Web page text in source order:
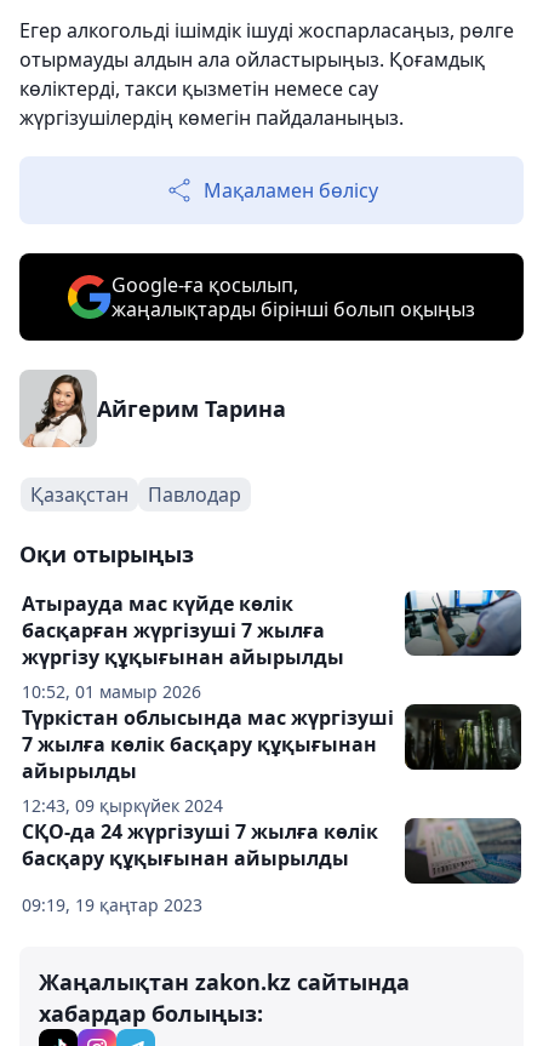
Егер алкогольді ішімдік ішуді жоспарласаңыз, рөлге
отырмауды алдын ала ойластырыңыз. Қоғамдық
көліктерді, такси қызметін немесе сау
жүргізушілердің көмегін пайдаланыңыз.
Мақаламен бөлісу
Google-ға қосылып,
жаңалықтарды бірінші болып оқыңыз
Айгерим Тарина
Қазақстан Павлодар
Оқи отырыңыз
10:52, 01 мамыр 2026
Атырауда мас күйде көлік
басқарған жүргізуші 7 жылға
жүргізу құқығынан айырылды
12:43, 09 қыркүйек 2024
Түркістан облысында мас жүргізуші
7 жылға көлік басқару құқығынан
айырылды
09:19, 19 қаңтар 2023
СҚО-да 24 жүргізуші 7 жылға көлік
басқару құқығынан айырылды
Жаңалықтан zakon.kz сайтында
хабардар болыңыз: